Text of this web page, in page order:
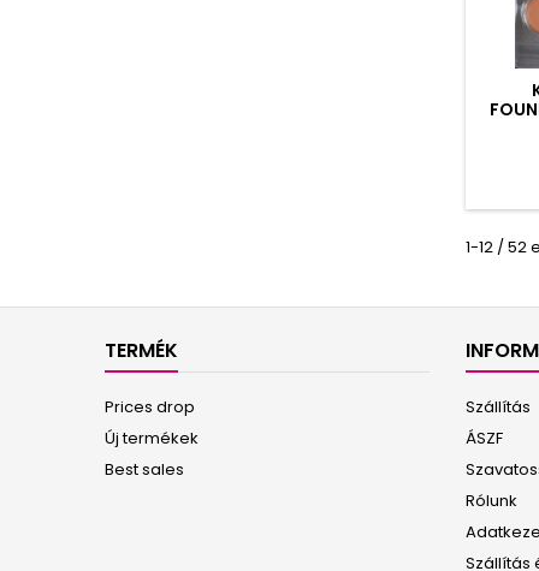
1-12 / 52
TERMÉK
Prices drop
Új termékek
Best sales
Szállítás
ÁSZF
Rólunk
Szállítás